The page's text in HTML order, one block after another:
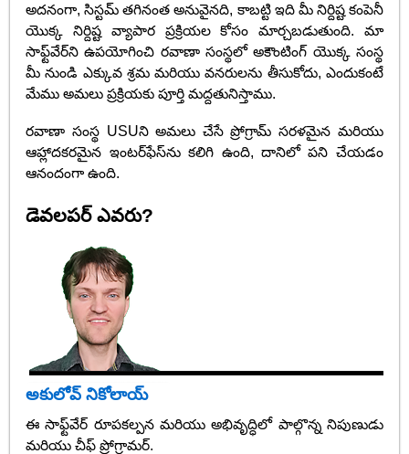
అదనంగా, సిస్టమ్ తగినంత అనువైనది, కాబట్టి ఇది మీ నిర్దిష్ట కంపెనీ
యొక్క నిర్దిష్ట వ్యాపార ప్రక్రియల కోసం మార్చబడుతుంది. మా
సాఫ్ట్‌వేర్‌ని ఉపయోగించి రవాణా సంస్థలో అకౌంటింగ్ యొక్క సంస్థ
మీ నుండి ఎక్కువ శ్రమ మరియు వనరులను తీసుకోదు, ఎందుకంటే
మేము అమలు ప్రక్రియకు పూర్తి మద్దతునిస్తాము.
రవాణా సంస్థ USUని అమలు చేసే ప్రోగ్రామ్ సరళమైన మరియు
ఆహ్లాదకరమైన ఇంటర్‌ఫేస్‌ను కలిగి ఉంది, దానిలో పని చేయడం
ఆనందంగా ఉంది.
డెవలపర్ ఎవరు?
అకులోవ్ నికోలాయ్
ఈ సాఫ్ట్‌వేర్ రూపకల్పన మరియు అభివృద్ధిలో పాల్గొన్న నిపుణుడు
మరియు చీఫ్ ప్రోగ్రామర్.